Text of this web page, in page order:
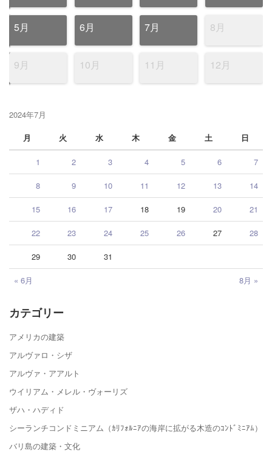
5月 6月 7月 8月
9月 10月 11月 12月
2024年7月
月
火 水 木 金 土 日
« 6月 8月 »
1 2 3 4 5 6 7
8 9 10 11 12 13 14
15 16 17 18 19 20 21
22 23 24 25 26 27 28
29 30 31
カテゴリー
アメリカの建築
アルヴァロ・シザ
アルヴァ・アアルト
ウイリアム・メレル・ヴォーリズ
ザハ・ハディド
シーランチコンドミニアム（ｶﾘﾌｫﾙﾆｱの海岸に拡がる木造のｺﾝﾄﾞﾐﾆｱﾑ）
バリ島の建築・文化